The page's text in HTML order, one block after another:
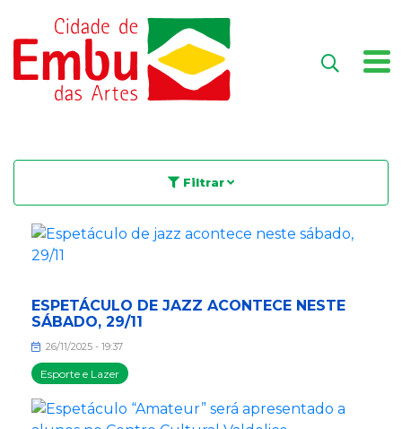
Filtrar
Esporte e Lazer
ESPETÁCULO DE JAZZ ACONTECE NESTE
SÁBADO, 29/11
26/11/2025 - 19:37